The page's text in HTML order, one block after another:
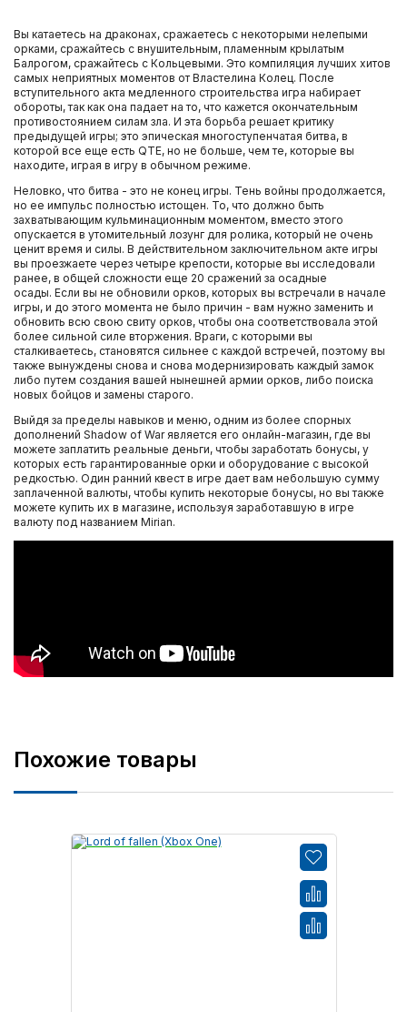
Вы катаетесь на драконах, сражаетесь с некоторыми нелепыми
орками, сражайтесь с внушительным, пламенным крылатым
Балрогом, сражайтесь с Кольцевыми. Это компиляция лучших хитов
самых неприятных моментов от Властелина Колец. После
вступительного акта медленного строительства игра набирает
обороты, так как она падает на то, что кажется окончательным
противостоянием силам зла. И эта борьба решает критику
предыдущей игры; это эпическая многоступенчатая битва, в
которой все еще есть QTE, но не больше, чем те, которые вы
находите, играя в игру в обычном режиме.
Неловко, что битва - это не конец игры. Тень войны продолжается,
но ее импульс полностью истощен. То, что должно быть
захватывающим кульминационным моментом, вместо этого
опускается в утомительный лозунг для ролика, который не очень
ценит время и силы. В действительном заключительном акте игры
вы проезжаете через четыре крепости, которые вы исследовали
ранее, в общей сложности еще 20 сражений за осадные
осады. Если вы не обновили орков, которых вы встречали в начале
игры, и до этого момента не было причин - вам нужно заменить и
обновить всю свою свиту орков, чтобы она соответствовала этой
более сильной силе вторжения. Враги, с которыми вы
сталкиваетесь, становятся сильнее с каждой встречей, поэтому вы
также вынуждены снова и снова модернизировать каждый замок
либо путем создания вашей нынешней армии орков, либо поиска
новых бойцов и замены старого.
Выйдя за пределы навыков и меню, одним из более спорных
дополнений Shadow of War является его онлайн-магазин, где вы
можете заплатить реальные деньги, чтобы заработать бонусы, у
которых есть гарантированные орки и оборудование с высокой
редкостью. Один ранний квест в игре дает вам небольшую сумму
заплаченной валюты, чтобы купить некоторые бонусы, но вы также
можете купить их в магазине, используя заработавшую в игре
валюту под названием Mirian.
Похожие товары